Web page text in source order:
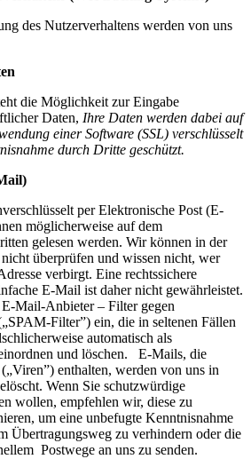
des Nutzerverhaltens werden von uns
die Möglichkeit zur Eingabe
Daten, Ihre Daten werden dabei auf
einer Software (SSL) verschlüsselt
durch Dritte geschützt.
per Elektronische Post (E-
möglicherweise auf dem
gelesen werden. Wir können in der
überprüfen und wissen nicht, wer
verbirgt. Eine rechtssichere
E-Mail ist daher nicht gewährleistet.
Mail-Anbieter – Filter gegen
Filter”) ein, die in seltenen Fällen
automatisch als
und löschen. E-Mails, die
enthalten, werden von uns in
Wenn Sie schutzwürdige
wollen, empfehlen wir, diese zu
um eine unbefugte Kenntnisnahme
Übertragungsweg zu verhindern oder die
Postwege an uns zu senden.